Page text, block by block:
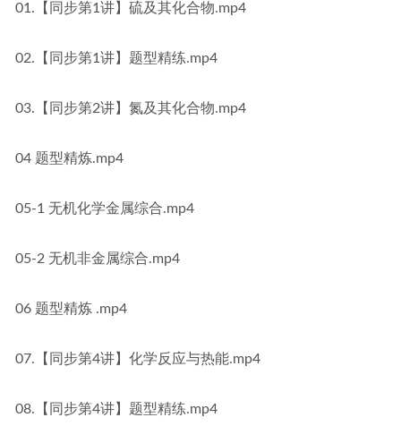
01.【同步第1讲】硫及其化合物.mp4
02.【同步第1讲】题型精练.mp4
03.【同步第2讲】氮及其化合物.mp4
04 题型精炼.mp4
05-1 无机化学金属综合.mp4
05-2 无机非金属综合.mp4
06 题型精炼 .mp4
07.【同步第4讲】化学反应与热能.mp4
08.【同步第4讲】题型精练.mp4